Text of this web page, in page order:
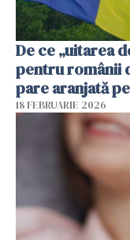
De ce „uitarea
pentru românii
pare aranjată
18 FEBRUARIE 2026